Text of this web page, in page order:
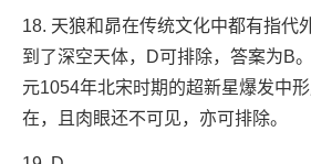
18. 天狼和昴在传统文化中都有指代
到了深空天体，D可排除，答案为B
元1054年北宋时期的超新星爆发中
在，且肉眼还不可见，亦可排除。